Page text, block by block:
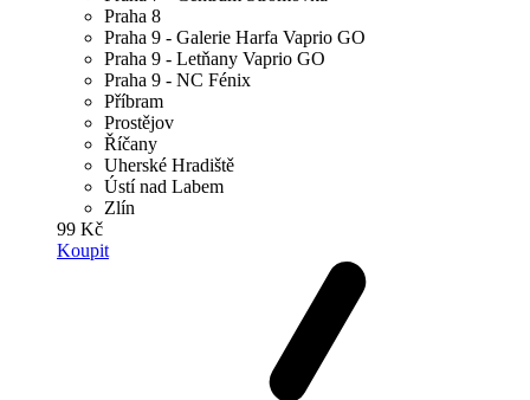
Praha 8
Praha 9 - Galerie Harfa Vaprio GO
Praha 9 - Letňany Vaprio GO
Praha 9 - NC Fénix
Příbram
Prostějov
Říčany
Uherské Hradiště
Ústí nad Labem
Zlín
99 Kč
Koupit